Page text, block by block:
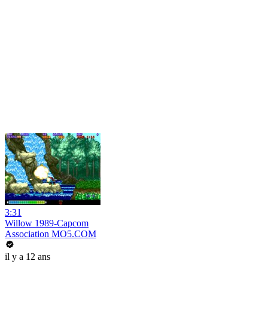
3:31
Willow 1989-Capcom
Association MO5.COM
il y a 12 ans